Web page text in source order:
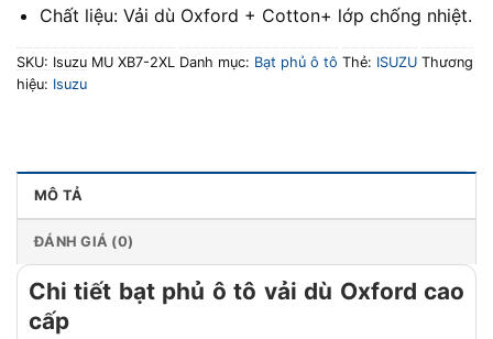
Chất liệu: Vải dù Oxford + Cotton+ lớp chống nhiệt.
SKU: Isuzu MU XB7-2XL Danh mục: Bạt phủ ô tô Thẻ: ISUZU Thương
hiệu: Isuzu
MÔ TẢ
ĐÁNH GIÁ (0)
Chi tiết bạt phủ ô tô vải dù Oxford cao
cấp